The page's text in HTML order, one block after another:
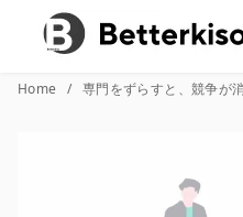
Home 専門をずらすと、競争が消